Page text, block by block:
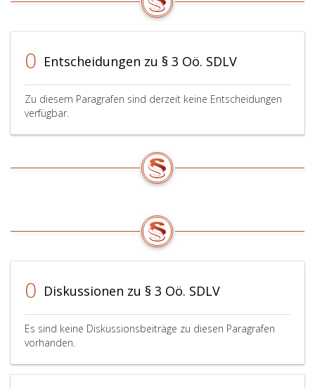
0 Entscheidungen zu § 3 Oö. SDLV
Zu diesem Paragrafen sind derzeit keine Entscheidungen
verfügbar.
0 Diskussionen zu § 3 Oö. SDLV
Es sind keine Diskussionsbeiträge zu diesen Paragrafen
vorhanden.